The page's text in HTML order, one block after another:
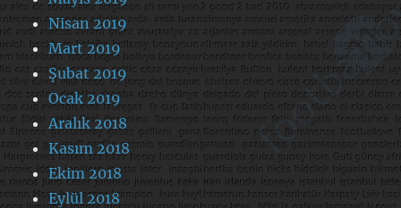
Nisan 2019
Mart 2019
Şubat 2019
Ocak 2019
Aralık 2018
Kasım 2018
Ekim 2018
Eylül 2018